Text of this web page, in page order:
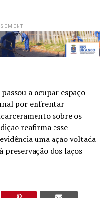
a ocupar espaço
por enfrentar
sobre os
reafirma esse
uma ação voltada
preservação dos laços